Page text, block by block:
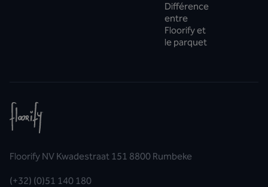
Différence
entre
Floorify et
le parquet
Floorify NV Kwadestraat 151 8800 Rumbeke
(+32) (0)51 140 180